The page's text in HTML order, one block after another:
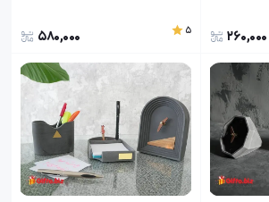
260,000
5
580,000